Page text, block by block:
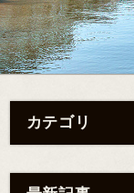
カテゴリ